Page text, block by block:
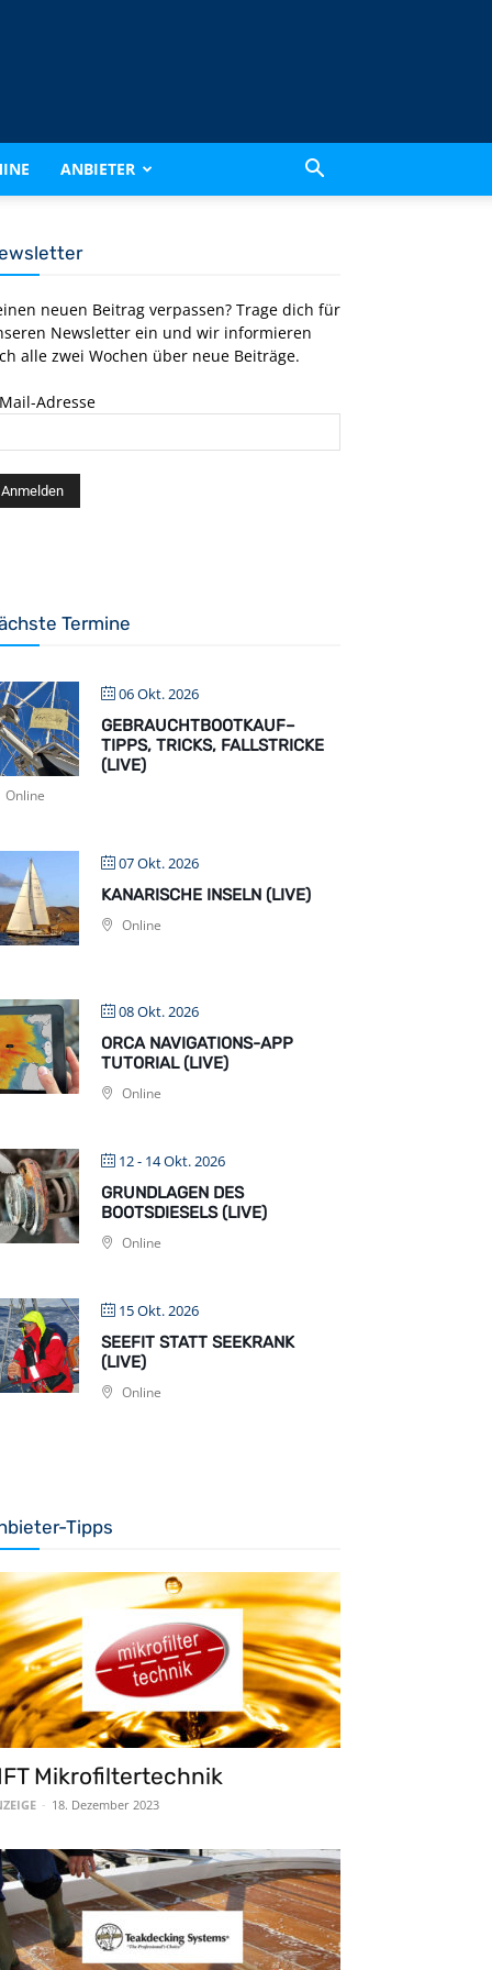
ANBIETER
neuen Beitrag verpassen? Trage dich für
Newsletter ein und wir informieren
alle zwei Wochen über neue Beiträge.
Adresse
Termine
06 Okt. 2026
GEBRAUCHTBOOTKAUF–
TIPPS, TRICKS, FALLSTRICKE
(LIVE)
Online
07 Okt. 2026
KANARISCHE INSELN (LIVE)
Online
08 Okt. 2026
ORCA NAVIGATIONS-APP
TUTORIAL (LIVE)
Online
12 - 14 Okt. 2026
GRUNDLAGEN DES
BOOTSDIESELS (LIVE)
Online
15 Okt. 2026
SEEFIT STATT SEEKRANK
(LIVE)
Online
Tipps
Mikrofiltertechnik
- 18. Dezember 2023